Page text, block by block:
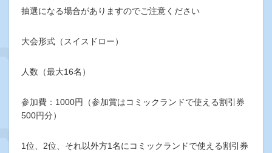
抽選になる場合がありますのでご注意ください
大会形式（スイスドロー）
人数（最大16名）
参加費：1000円（参加賞はコミックランドで使える割引券
500円分）
1位、2位、それ以外方1名にコミックランドで使える割引券